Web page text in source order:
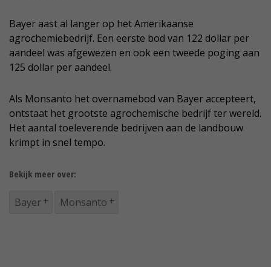
Bayer aast al langer op het Amerikaanse
agrochemiebedrijf. Een eerste bod van 122 dollar per
aandeel was afgewezen en ook een tweede poging aan
125 dollar per aandeel.
Als Monsanto het overnamebod van Bayer accepteert,
ontstaat het grootste agrochemische bedrijf ter wereld.
Het aantal toeleverende bedrijven aan de landbouw
krimpt in snel tempo.
Bekijk meer over:
Bayer Monsanto